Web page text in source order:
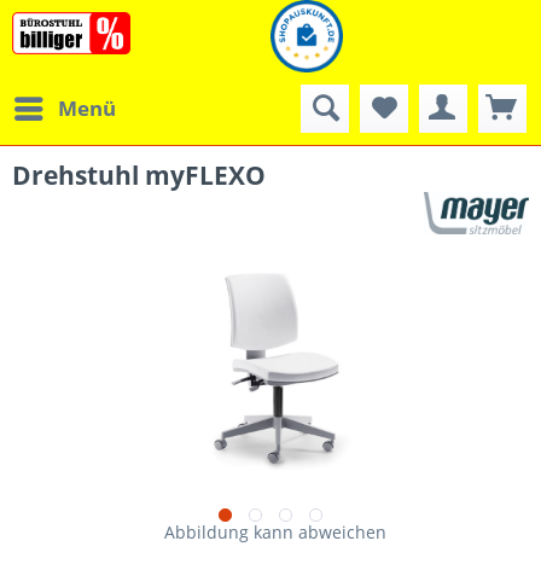
Menü
Drehstuhl myFLEXO
Abbildung kann abweichen